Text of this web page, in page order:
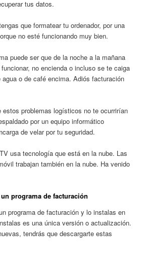
tus datos.
que formatear tu ordenador, por una
no esté funcionando muy bien.
puede ser que de la noche a la mañana
no encienda o incluso se te caiga
o de café encima. Adiós facturación
estos problemas logísticos no te ocurrirían
por un equipo informático
de velar por tu seguridad.
usa tecnología que está en la nube. Las
trabajan también en la nube. Ha venido
programa de facturación
programa de facturación y lo instalas en
es una única versión o actualización.
tendrás que descargarte estas